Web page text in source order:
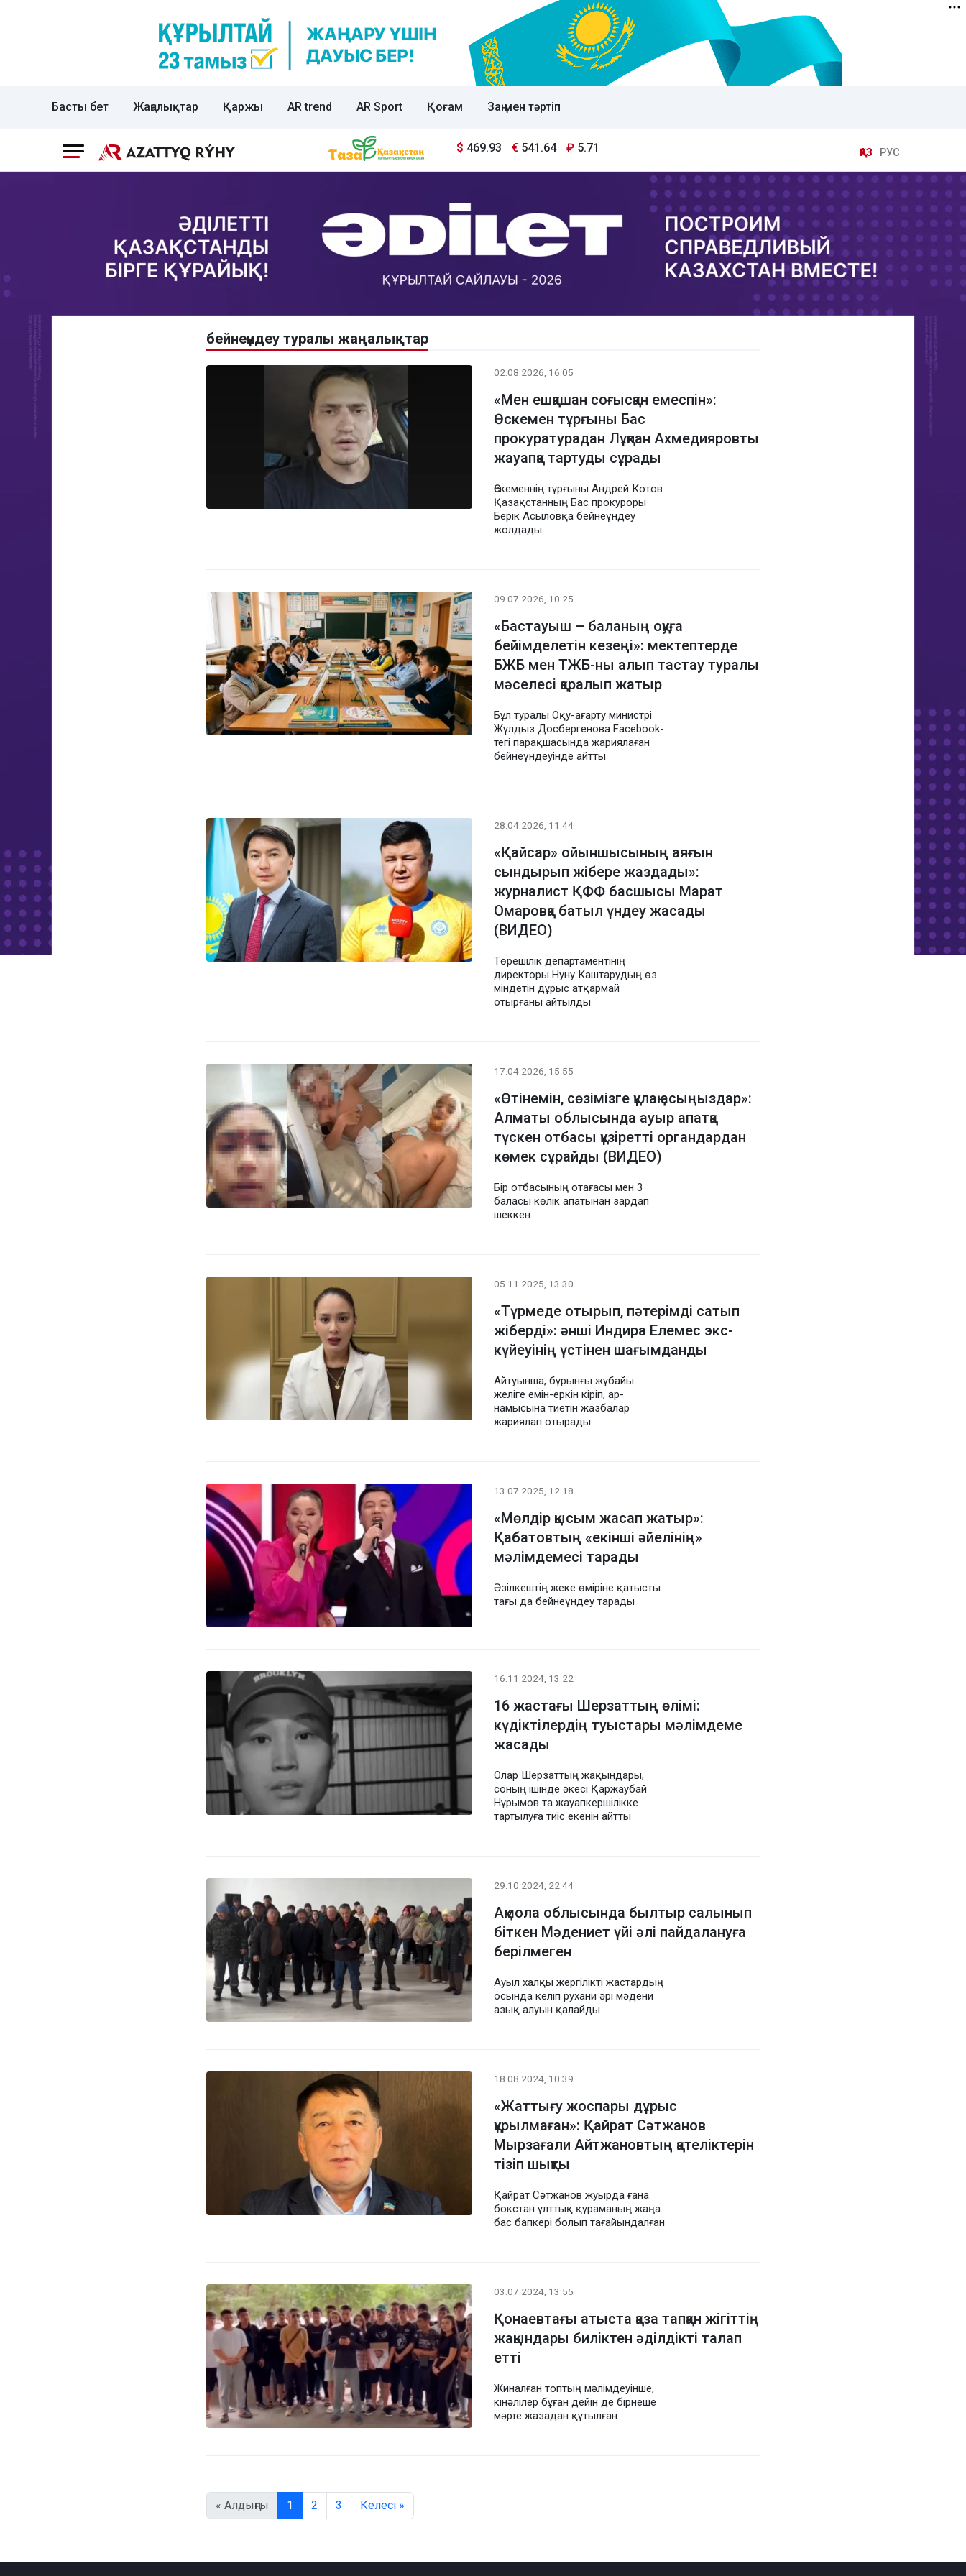
Басты бет Жаңалықтар Қаржы AR trend AR Sport Қоғам Заң мен тәртіп
$ 469.93 € 541.64 ₽ 5.71 ҚАЗ РУС
бейнеүндеу туралы жаңалықтар
02.08.2026, 16:05
«Мен ешқашан соғысқан емеспін»:
Өскемен тұрғыны Бас
прокуратурадан Лұқпан Ахмедияровты
жауапқа тартуды сұрады
Өскеменнің тұрғыны Андрей Котов
Қазақстанның Бас прокуроры
Берік Асыловқа бейнеүндеу
жолдады
09.07.2026, 10:25
«Бастауыш – баланың оқуға
бейімделетін кезеңі»: мектептерде
БЖБ мен ТЖБ-ны алып тастау туралы
мәселесі қаралып жатыр
Бұл туралы Оқу-ағарту министрі
Жұлдыз Досбергенова Facebook-
тегі парақшасында жариялаған
бейнеүндеуінде айтты
28.04.2026, 11:44
«Қайсар» ойыншысының аяғын
сындырып жібере жаздады»:
журналист ҚФФ басшысы Марат
Омаровқа батыл үндеу жасады
(ВИДЕО)
Төрешілік департаментінің
директоры Нуну Каштарудың өз
міндетін дұрыс атқармай
отырғаны айтылды
17.04.2026, 15:55
«Өтінемін, сөзімізге құлақ асыңыздар»:
Алматы облысында ауыр апатқа
түскен отбасы құзіретті органдардан
көмек сұрайды (ВИДЕО)
Бір отбасының отағасы мен 3
баласы көлік апатынан зардап
шеккен
05.11.2025, 13:30
«Түрмеде отырып, пәтерімді сатып
жіберді»: әнші Индира Елемес экс-
күйеуінің үстінен шағымданды
Айтуынша, бұрынғы жұбайы
желіге емін-еркін кіріп, ар-
намысына тиетін жазбалар
жариялап отырады
13.07.2025, 12:18
«Мөлдір қысым жасап жатыр»:
Қабатовтың «екінші әйелінің»
мәлімдемесі тарады
Әзілкештің жеке өміріне қатысты
тағы да бейнеүндеу тарады
16.11.2024, 13:22
16 жастағы Шерзаттың өлімі:
күдіктілердің туыстары мәлімдеме
жасады
Олар Шерзаттың жақындары,
соның ішінде әкесі Қаржаубай
Нұрымов та жауапкершілікке
тартылуға тиіс екенін айтты
29.10.2024, 22:44
Ақмола облысында былтыр салынып
біткен Мәдениет үйі әлі пайдалануға
берілмеген
Ауыл халқы жергілікті жастардың
осында келіп рухани әрі мәдени
азық алуын қалайды
18.08.2024, 10:39
«Жаттығу жоспары дұрыс
құрылмаған»: Қайрат Сәтжанов
Мырзағали Айтжановтың қателіктерін
тізіп шықты
Қайрат Сәтжанов жуырда ғана
бокстан ұлттық құраманың жаңа
бас бапкері болып тағайындалған
03.07.2024, 13:55
Қонаевтағы атыста қаза тапқан жігіттің
жақындары биліктен әділдікті талап
етті
Жиналған топтың мәлімдеуінше,
кінәлілер бұған дейін де бірнеше
мәрте жазадан құтылған
« Алдыңғы 1 2 3 Келесі »